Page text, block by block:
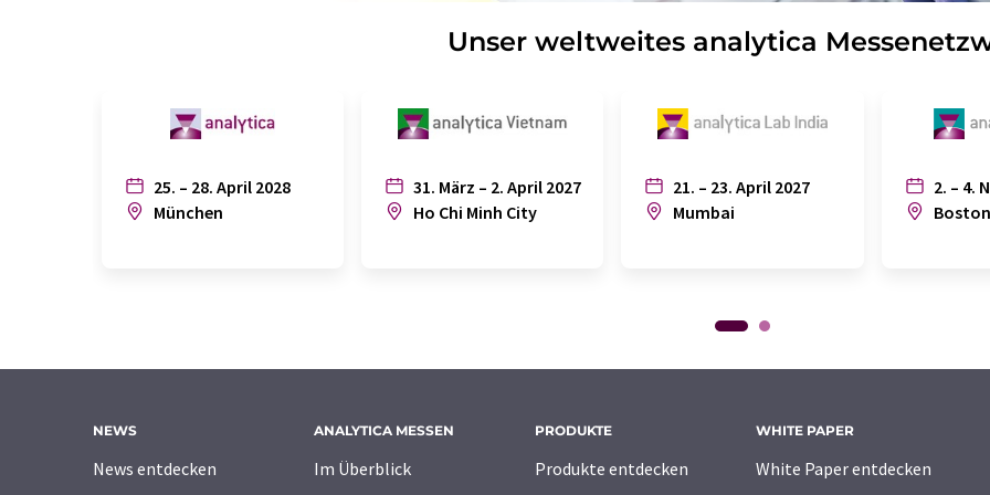
Unser weltweites analytica
25. – 28. April 2028
München
31. März – 2. April 2027
Ho Chi Minh City
21. – 23. April 2027
Mumbai
2. – 4.
Boston
NEWS
News entdecken
ANALYTICA MESSEN
Im Überblick
PRODUKTE
Produkte entdecken
WHITE PAPER
White Paper entdecken